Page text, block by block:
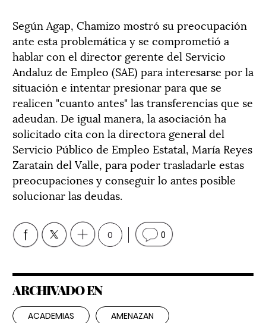
Según Agap, Chamizo mostró su preocupación
ante esta problemática y se comprometió a
hablar con el director gerente del Servicio
Andaluz de Empleo (SAE) para interesarse por la
situación e intentar presionar para que se
realicen "cuanto antes" las transferencias que se
adeudan. De igual manera, la asociación ha
solicitado cita con la directora general del
Servicio Público de Empleo Estatal, María Reyes
Zaratain del Valle, para poder trasladarle estas
preocupaciones y conseguir lo antes posible
solucionar las deudas.
0 0
ARCHIVADO EN
ACADEMIAS AMENAZAN